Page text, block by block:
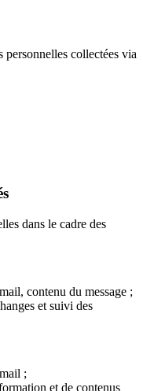
personnelles collectées via
dans le cadre des
contenu du message ;
et suivi des
;
et de contenus